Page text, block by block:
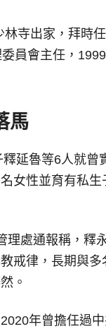
寺出家，拜時
員會主任，
馬
延魯等6人就曾
女性並育有私
理處通報稱，釋
戒律，長期與
。
年曾擔任過